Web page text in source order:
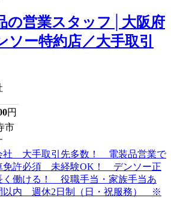
の営業スタッフ│大阪府
ソー特約店／大手取引
円
市